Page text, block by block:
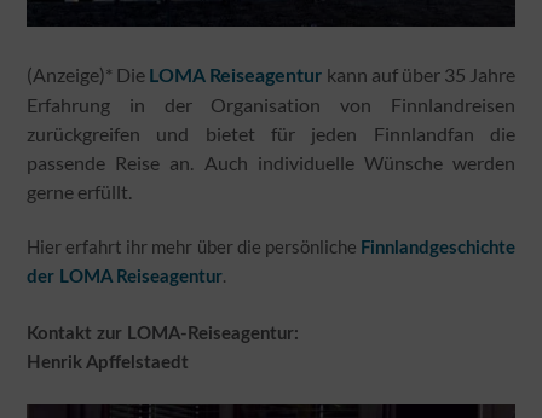
(Anzeige)* Die LOMA Reiseagentur kann auf über 35 Jahre
Erfahrung in der Organisation von Finnlandreisen
zurückgreifen und bietet für jeden Finnlandfan die
passende Reise an. Auch individuelle Wünsche werden
gerne erfüllt.
Hier erfahrt ihr mehr über die persönliche Finnlandgeschichte
der LOMA Reiseagentur.
Kontakt zur LOMA-Reiseagentur:
Henrik Apffelstaedt